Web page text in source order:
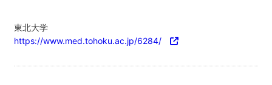
東北大学
https://www.med.tohoku.ac.jp/6284/